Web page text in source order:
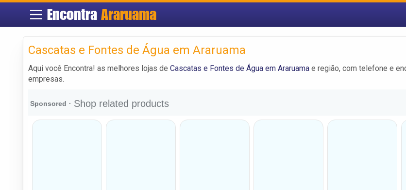
EncontraAraruama
Cascatas e Fontes de Água em Araruama
Aqui você Encontra! as melhores lojas de Cascatas e Fontes de Água em Araruama e região, com telefone e
empresas.